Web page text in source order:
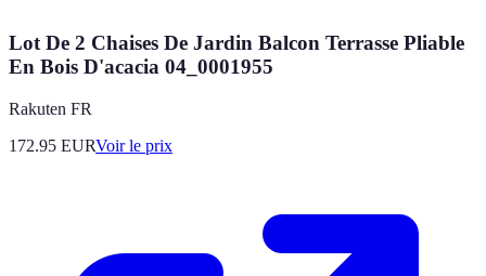
Lot De 2 Chaises De Jardin Balcon Terrasse Pliable
En Bois D'acacia 04_0001955
Rakuten FR
172.95 EURVoir le prix